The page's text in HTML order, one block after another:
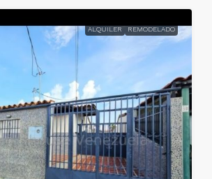
ALQUILER REMODELADO